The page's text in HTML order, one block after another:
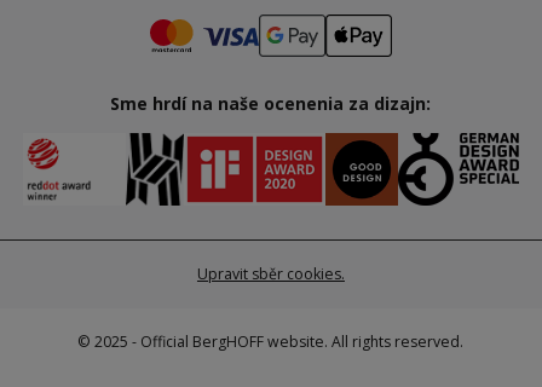
Sme hrdí na naše ocenenia za dizajn:
Upravit sběr cookies.
© 2025 - Official BergHOFF website. All rights reserved.